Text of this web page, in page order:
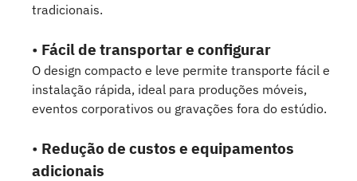
tradicionais.
• Fácil de transportar e configurar
O design compacto e leve permite transporte fácil e
instalação rápida, ideal para produções móveis,
eventos corporativos ou gravações fora do estúdio.
• Redução de custos e equipamentos
adicionais